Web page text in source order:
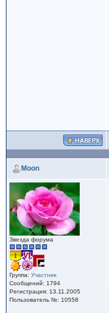
Moon
Звезда форума
Группа: Участник
Сообщений: 1794
Регистрация: 13.11.2005
Пользователь №: 10558